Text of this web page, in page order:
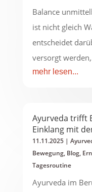
Balance
ist nicht gleich
entscheidet
versorgt
mehr lesen...
Ayurveda trifft
Einklang mit
11.11.2025|
Bewegung, Blog,
Tagesroutine
Ayurveda im